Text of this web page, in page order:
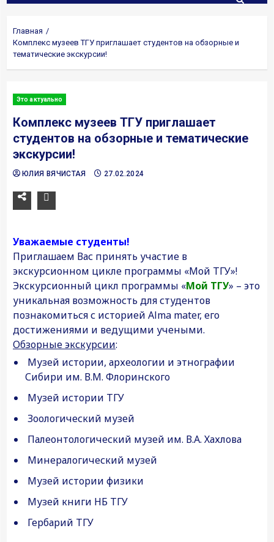
Главная
Комплекс музеев ТГУ приглашает студентов на обзорные и
тематические экскурсии!
Это актуально
Комплекс музеев ТГУ приглашает
студентов на обзорные и тематические
экскурсии!
ЮЛИЯ ВЯЧИСТАЯ 27.02.2024
Уважаемые студенты!
Приглашаем Вас принять участие в
экскурсионном цикле программы «Мой ТГУ»!
Экскурсионный цикл программы «Мой ТГУ» – это
уникальная возможность для студентов
познакомиться с историей Alma mater, его
достижениями и ведущими учеными.
Обзорные экскурсии:
Музей истории, археологии и этнографии
Сибири им. В.М. Флоринского
Музей истории ТГУ
Зоологический музей
Палеонтологический музей им. В.А. Хахлова
Минералогический музей
Музей истории физики
Музей книги НБ ТГУ
Гербарий ТГУ